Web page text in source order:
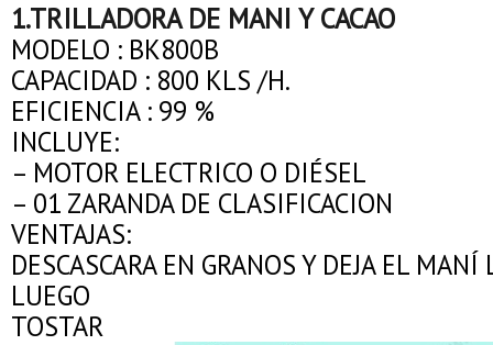
1.TRILLADORA DE MANI Y CACAO
MODELO : BK800B
CAPACIDAD : 800 KLS /H.
EFICIENCIA : 99 %
INCLUYE:
– MOTOR ELECTRICO O DIÉSEL
– 01 ZARANDA DE CLASIFICACION
VENTAJAS:
DESCASCARA EN GRANOS Y DEJA EL
LUEGO
TOSTAR